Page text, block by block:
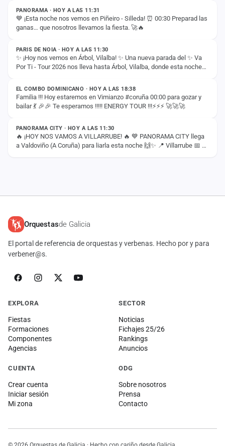
PANORAMA · HOY A LAS 11:31
💙 ¡Esta noche nos vemos en Piñeiro - Silleda! ⏰ 00:30 Preparad las
ganas… que nosotros llevamos la fiesta. 🚀🔥
ESTADO
PARIS DE NOIA · HOY A LAS 11:30
✨ ¡Hoy nos vemos en Árbol, Vilalba! ✨ Una nueva parada del ✨ Va
Por Ti - Tour 2026 nos lleva hasta Árbol, Vilalba, donde esta noche
ESTADO
EL COMBO DOMINICANO · HOY A LAS 18:38
Familia !!! Hoy estaremos en Vimianzo #coruña 00:00 para gozar y
bailar 💃 🎉🎉 Te esperamos !!!!! ENERGY TOUR !!!⚡️⚡️⚡️ 🚀🚀🚀
ESTADO
PANORAMA CITY · HOY A LAS 11:30
🔥 ¡HOY NOS VAMOS A VILLARRUBE! 🔥 💙 PANORAMA CITY llega
a Valdoviño (A Coruña) para liarla esta noche 🙌✨ 📍 Villarrube 📅 8
Orquestasde Galicia
El portal de referencia de orquestas y verbenas. Hecho por y para
verbener@s.
EXPLORA
Fiestas
Formaciones
Componentes
Agencias
SECTOR
Noticias
Fichajes 25/26
Rankings
Anuncios
CUENTA
Crear cuenta
Iniciar sesión
Mi zona
ODG
Sobre nosotros
Prensa
Contacto